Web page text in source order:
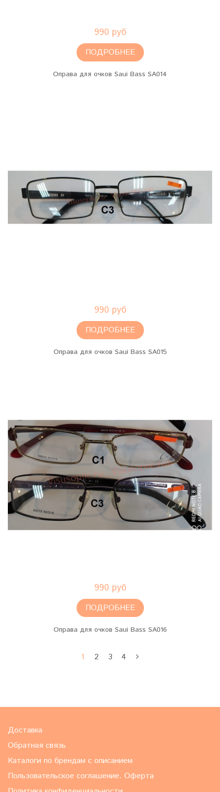
990 руб
ПОДРОБНЕЕ
Оправа для очков Saui Bass SA014
990 руб
ПОДРОБНЕЕ
Оправа для очков Saui Bass SA015
990 руб
ПОДРОБНЕЕ
Оправа для очков Saui Bass SA016
1 2 3 4
Доставка
Обратная связь
Каталоги по брендам с описанием
Пользовательское соглашение. Оферта